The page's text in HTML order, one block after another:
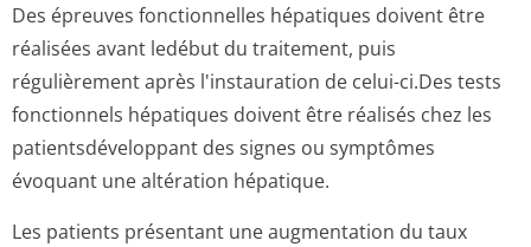
Des épreuves fonctionnelles hépatiques doivent être
réalisées avant ledébut du traitement, puis
régulièrement après l'instauration de celui-ci.Des tests
fonctionnels hépatiques doivent être réalisés chez les
patientsdéveloppant des signes ou symptômes
évoquant une altération hépatique.
Les patients présentant une augmentation du taux